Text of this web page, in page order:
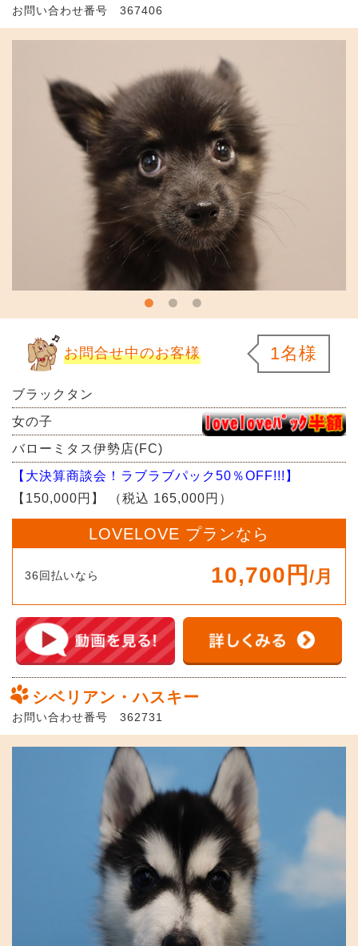
お問い合わせ番号 367406
お問合せ中のお客様 1名様
ブラックタン
女の子
バローミタス伊勢店(FC)
【大決算商談会！ラブラブパック50％OFF!!!】
【150,000円】
（税込 165,000円）
LOVELOVE プランなら
36回払いなら 10,700円 /月
シベリアン・ハスキー
お問い合わせ番号 362731